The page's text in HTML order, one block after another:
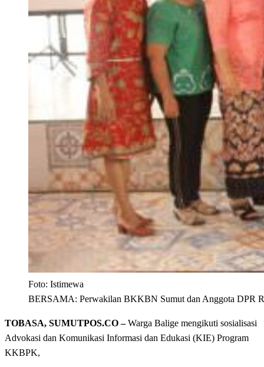
Foto: Istimewa
BERSAMA: Perwakilan BKKBN Sumut dan Anggota DPR
TOBASA, SUMUTPOS.CO –Warga Balige mengikuti sosialisasi
Advokasi dan Komunikasi Informasi dan Edukasi (KIE) Program
KKBPK,